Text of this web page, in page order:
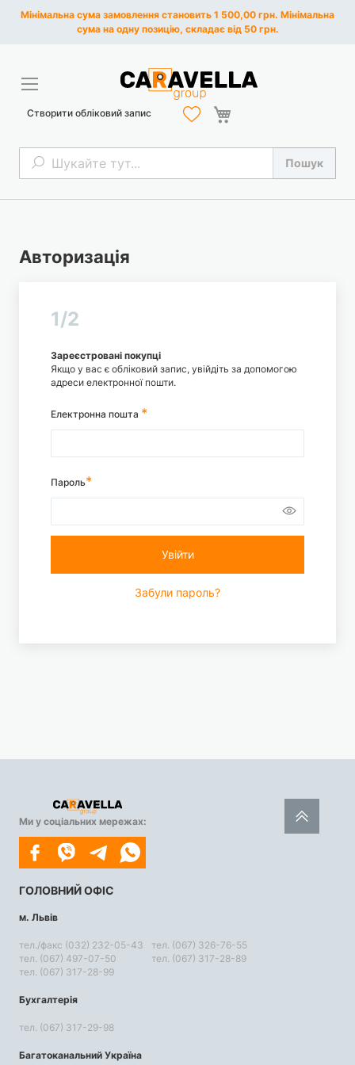
Мінімальна сума замовлення становить 1 500,00 грн. Мінімальна
сума на одну позицію, складає від 50 грн.
Пошук Пошук
Створити обліковий запис
Авторизація
1/2
Зареєстровані покупці
Якщо у вас є обліковий запис, увійдіть за допомогою
адреси електронної пошти.
Електронна пошта
Пароль
Увійти
Забули пароль?
Ми у соціальних мережах:
ГОЛОВНИЙ ОФІС
м. Львів
тел./факс (032) 232-05-43
тел. (067) 497-07-50
тел. (067) 317-28-99
тел. (067) 326-76-55
тел. (067) 317-28-89
Бухгалтерія
тел. (067) 317-29-98
Багатоканальний Україна